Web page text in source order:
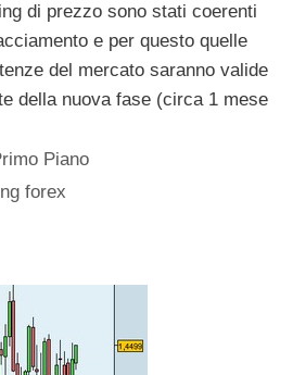
di prezzo sono stati coerenti
e per questo quelle
del mercato saranno valide
della nuova fase (circa 1 mese
Piano
forex